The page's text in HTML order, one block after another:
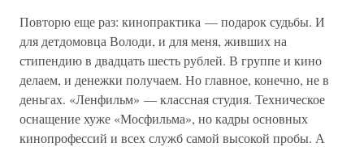
Повторю еще раз: кинопрактика — подарок судьбы. И
для детдомовца Володи, и для меня, живших на
стипендию в двадцать шесть рублей. В группе и кино
делаем, и денежки получаем. Но главное, конечно, не в
деньгах. «Ленфильм» — классная студия. Техническое
оснащение хуже «Мосфильма», но кадры основных
кинопрофессий и всех служб самой высокой пробы. А